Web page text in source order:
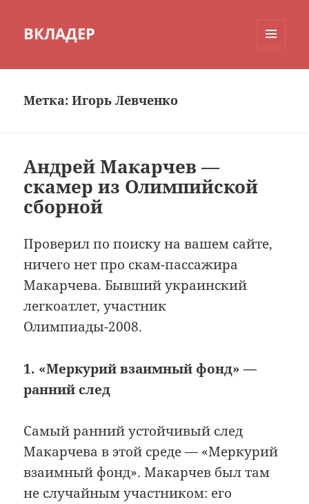
ВКЛАДЕР
Метка:Игорь Левченко
Андрей Макарчев —
скамер из Олимпийской
сборной
Проверил по поиску на вашем сайте,
ничего нет про скам-пассажира
Макарчева. Бывший украинский
легкоатлет, участник
Олимпиады-2008.
1. «Меркурий взаимный фонд» —
ранний след
Самый ранний устойчивый след
Макарчева в этой среде — «Меркурий
взаимный фонд». Макарчев был там
не случайным участником: его